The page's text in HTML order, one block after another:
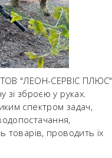
ТОВ "ЛЕОН-СЕРВІС ПЛЮС"
зі зброєю у руках.
спектром задач,
товарів, проводить їх